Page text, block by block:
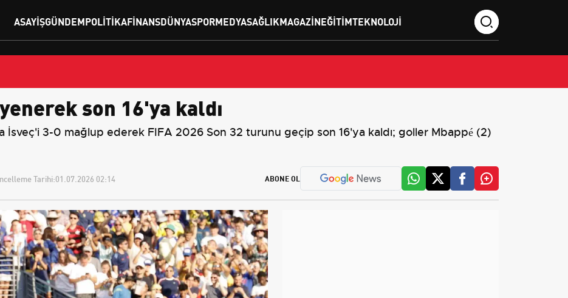
ASAYIŞGÜNDEMPOLITIKAFINANSDÜNYASPORMEDYASAĞLIKMAGAZINEĞITIMTEKNOLOJI
son 16'ya kaldı
İsveç'i 3-0 mağlup ederek FIFA 2026 Son 32 turunu geçip son 16'ya kaldı; goller Mbappé (2)
Tarihi:01.07.2026 02:14 ABONE OL